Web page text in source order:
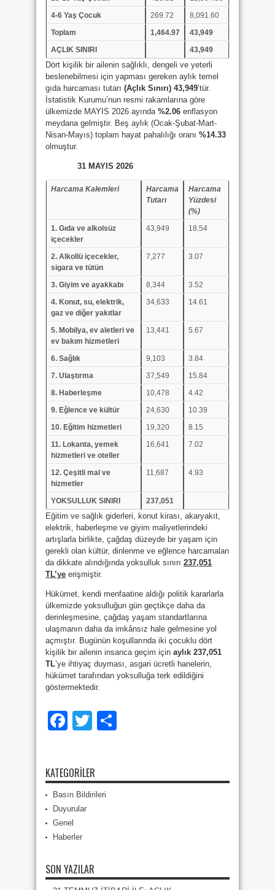
4-6 Yaş Çocuk
269.72
8,091.60
Toplam
1,464.97
43,949
AÇLIK SINIRI
43,949
Dört kişilik bir ailenin sağlıklı, dengeli ve yeterli
beslenebilmesi için yapması gereken aylık temel
gıda harcaması tutarı (Açlık Sınırı) 43,949’tür.
İstatistik Kurumu’nun resmi rakamlarına göre
ülkemizde MAYIS 2026 ayında %2.06 enflasyon
meydana gelmiştir. Beş aylık (Ocak-Şubat-Mart-
Nisan-Mayıs) toplam hayat pahalılığı oranı %14.33
olmuştur.
31 MAYIS 2026
Harcama Kalemleri
Harcama
Tutarı
Harcama
Yüzdesi
(%)
1. Gıda ve alkolsüz
içecekler
43,949 18.54
2. Alkollü içecekler,
sigara ve tütün
7,277 3.07
3. Giyim ve ayakkabı 8,344
3.52
4. Konut, su, elektrik,
gaz ve diğer yakıtlar
34,633 14.61
5. Mobilya, ev aletleri ve
ev bakım hizmetleri
13,441 5.67
6. Sağlık 9,103
3.84
7. Ulaştırma
37,549
15.84
8. Haberleşme
10,478
4.42
9. Eğlence ve kültür
24,630
10.39
10. Eğitim hizmetleri
19,320
8.15
11. Lokanta, yemek
hizmetleri ve oteller
16,641 7.02
12. Çeşitli mal ve
hizmetler
11,687 4.93
YOKSULLUK SINIRI 237,051
Eğitim ve sağlık giderleri, konut kirası, akaryakıt,
elektrik, haberleşme ve giyim maliyetlerindeki
artışlarla birlikte, çağdaş düzeyde bir yaşam için
gerekli olan kültür, dinlenme ve eğlence harcamaları
da dikkate alındığında yoksulluk sınırı 237,051
TL’ye erişmiştir.
Hükümet, kendi menfaatine aldığı politik kararlarla
ülkemizde yoksulluğun gün geçtikçe daha da
derinleşmesine, çağdaş yaşam standartlarına
ulaşmanın daha da imkânsız hale gelmesine yol
açmıştır. Bugünün koşullarında iki çocuklu dört
kişilik bir ailenin insanca geçim için aylık 237,051
TL’ye ihtiyaç duyması, asgari ücretli hanelerin,
hükümet tarafından yoksulluğa terk edildiğini
göstermektedir.
Facebook
Twitter
KATEGORILER
Basın Bildirileri
Duyurular
Genel
Haberler
SON YAZILAR